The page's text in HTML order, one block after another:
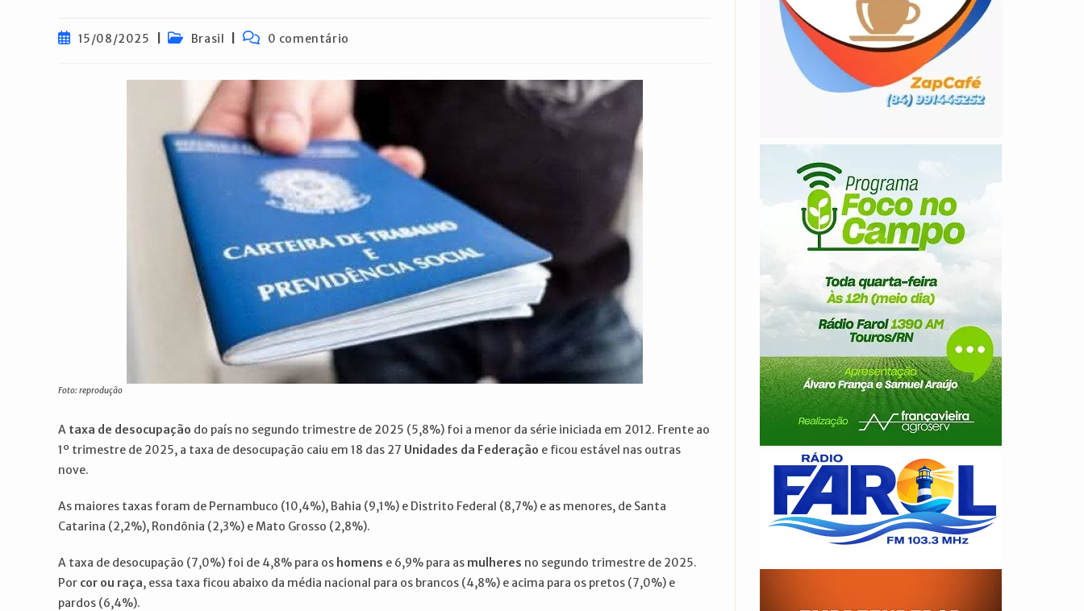
Post15/08/2025
Categoria
Brasil
Comentários
0 comentário
Foto: reprodução
A taxa de desocupação do país no segundo trimestre de 2025 (5,8%) foi a menor da série iniciada em 2012. Frente ao
1º trimestre de 2025, a taxa de desocupação caiu em 18 das 27 Unidades da Federação e ficou estável nas outras
nove.
As maiores taxas foram de Pernambuco (10,4%), Bahia (9,1%) e Distrito Federal (8,7%) e as menores, de Santa
Catarina (2,2%), Rondônia (2,3%) e Mato Grosso (2,8%).
A taxa de desocupação (7,0%) foi de 4,8% para os homens e 6,9% para as mulheres no segundo trimestre de 2025.
Por cor ou raça, essa taxa ficou abaixo da média nacional para os brancos (4,8%) e acima para os pretos (7,0%) e
pardos (6,4%).